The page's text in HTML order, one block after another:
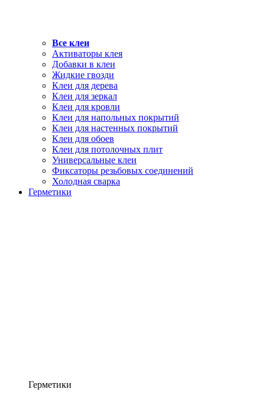
Все клеи
Активаторы клея
Добавки в клеи
Жидкие гвозди
Клеи для дерева
Клеи для зеркал
Клеи для кровли
Клеи для напольных покрытий
Клеи для настенных покрытий
Клеи для обоев
Клеи для потолочных плит
Универсальные клеи
Фиксаторы резьбовых соединений
Холодная сварка
Герметики
Герметики